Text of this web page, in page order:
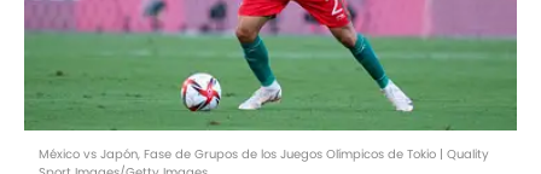
México vs Japón, Fase de Grupos de los Juegos Olímpicos de Tokio | Quality